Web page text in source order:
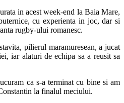
in acest week-end la Baia Mare,
cu experienta in joc, dar si
rugby-ului romanesc.
pilierul maramuresean, a jucat
iar alaturi de echipa sa a reusit sa
ca s-a terminat cu bine si am
la finalul meciului.